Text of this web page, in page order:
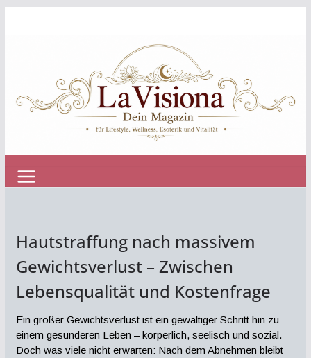
Hautstraffung nach massivem
Gewichtsverlust – Zwischen
Lebensqualität und Kostenfrage
Ein großer Gewichtsverlust ist ein gewaltiger Schritt hin zu
einem gesünderen Leben – körperlich, seelisch und sozial.
Doch was viele nicht erwarten: Nach dem Abnehmen bleibt